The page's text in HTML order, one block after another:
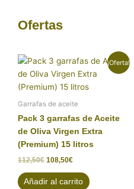
Ofertas
¡Oferta!
Garrafas de aceite
Pack 3 garrafas de Aceite
de Oliva Virgen Extra
(Premium) 15 litros
112,50€
El
precio
original
era:
108,50€
El
actual
es:
Añadir al carrito